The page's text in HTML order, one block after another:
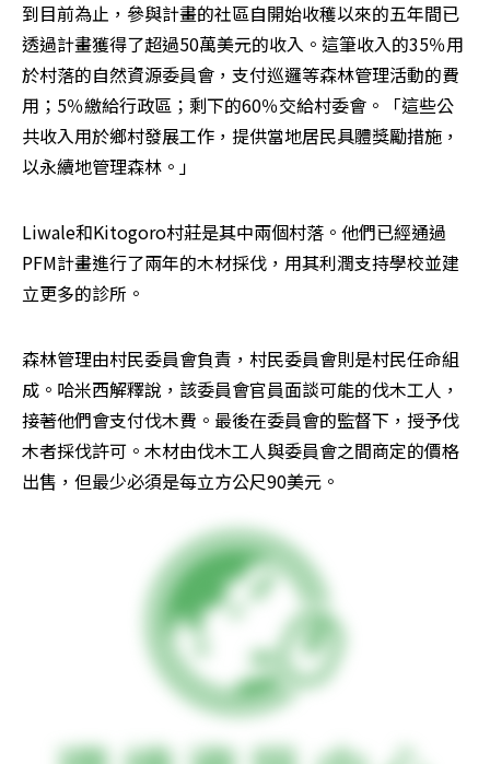
到目前為止，參與計畫的社區自開始收穫以來的五年間已
透過計畫獲得了超過50萬美元的收入。這筆收入的35％用
於村落的自然資源委員會，支付巡邏等森林管理活動的費
用；5％繳給行政區；剩下的60％交給村委會。「這些公
共收入用於鄉村發展工作，提供當地居民具體獎勵措施，
以永續地管理森林。」
Liwale和Kitogoro村莊是其中兩個村落。他們已經通過
PFM計畫進行了兩年的木材採伐，用其利潤支持學校並建
立更多的診所。
森林管理由村民委員會負責，村民委員會則是村民任命組
成。哈米西解釋說，該委員會官員面談可能的伐木工人，
接著他們會支付伐木費。最後在委員會的監督下，授予伐
木者採伐許可。木材由伐木工人與委員會之間商定的價格
出售，但最少必須是每立方公尺90美元。